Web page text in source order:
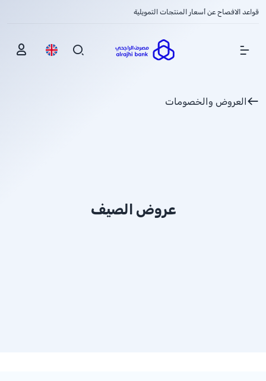
قواعد الافصاح عن أسعار المنتجات التمويلية
Show Menu
العروض والخصومات
عروض الصيف